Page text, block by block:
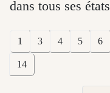
dans tous ses états
1 3 4 5 6
14